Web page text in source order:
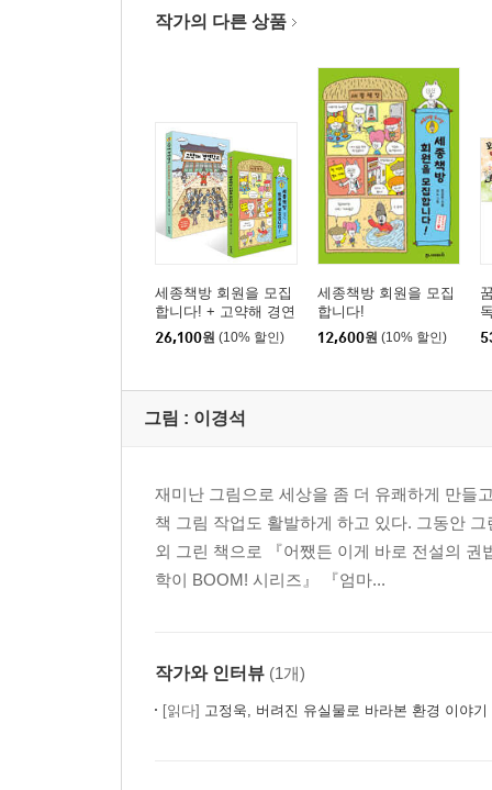
작가의 다른 상품
세종책방 회원을 모집
합니다! + 고약해 경연
학교 세트
26,100원 (10% 할인)
세종책방 회원을 모집
합니다!
12,600원 (10% 할인)
그림 : 이경석
재미난 그림으로 세상을 좀 더 유쾌하게 만들
책 그림 작업도 활발하게 하고 있다. 그동안
외 그린 책으로 『어쨌든 이게 바로 전설의
학이 BOOM! 시리즈』 『엄마...
작가와 인터뷰 (1개)
[읽다] 고정욱, 버려진 유실물로 바라본 환경 이야기